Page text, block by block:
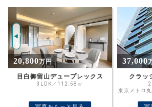
ご希望の
返済期間
住宅ローン
金利
試算条件 38㎡・4階
推定売却価格：5842万円
資金計画のために査定額
格を入力して活用するのも
売却価格
37,000万円
クラッシィタワー新宿御苑
2LDK／79.14㎡
9,199万
カインド
東京メトロ